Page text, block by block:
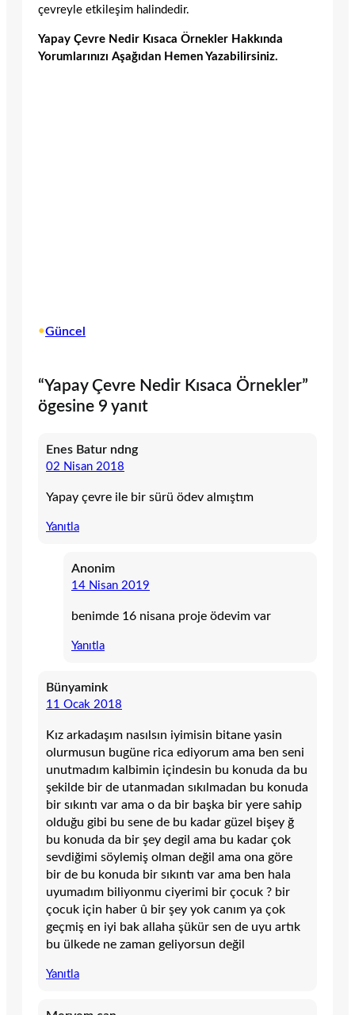
çevreyle etkileşim halindedir.
Yapay Çevre Nedir Kısaca Örnekler Hakkında
Yorumlarınızı Aşağıdan Hemen Yazabilirsiniz.
•Güncel
“Yapay Çevre Nedir Kısaca Örnekler”
ögesine 9 yanıt
Enes Batur ndng
02 Nisan 2018
Yapay çevre ile bir sürü ödev almıştım
Yanıtla
Anonim
14 Nisan 2019
benimde 16 nisana proje ödevim var
Yanıtla
Bünyamink
11 Ocak 2018
Kız arkadaşım nasılsın iyimisin bitane yasin
olurmusun bugüne rica ediyorum ama ben seni
unutmadım kalbimin içindesin bu konuda da bu
şekilde bir de utanmadan sıkılmadan bu konuda
bir sıkıntı var ama o da bir başka bir yere sahip
olduğu gibi bu sene de bu kadar güzel bişey ğ
bu konuda da bir şey degil ama bu kadar çok
sevdiğimi söylemiş olman değil ama ona göre
bir de bu konuda bir sıkıntı var ama ben hala
uyumadım biliyonmu ciyerimi bir çocuk ? bir
çocuk için haber û bir şey yok canım ya çok
geçmiş en iyi bak allaha şükür sen de uyu artık
bu ülkede ne zaman geliyorsun değil
Yanıtla